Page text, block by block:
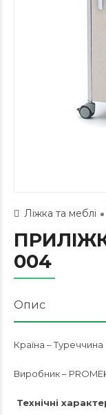
Ліжка та меблі
004
Опис
Країна – Туреччина
Виробник –
Технічні